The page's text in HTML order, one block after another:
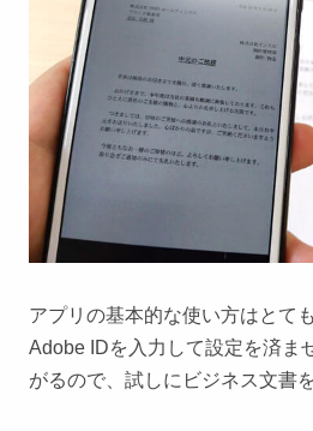
アプリの基本的な使い方はとて
Adobe IDを入力して設定を済ま
がるので、試しにビジネス文書